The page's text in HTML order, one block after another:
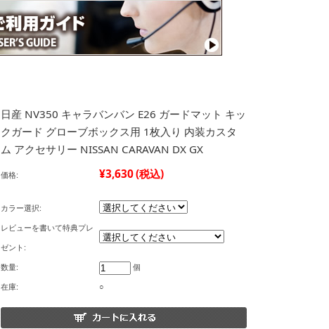
日産 NV350 キャラバンバン E26 ガードマット キッ
クガード グローブボックス用 1枚入り 内装カスタ
ム アクセサリー NISSAN CARAVAN DX GX
価格: ¥3,630(税込)
カラー選択:
レビューを書いて特典プレ
ゼント:
数量:
個
在庫:
○